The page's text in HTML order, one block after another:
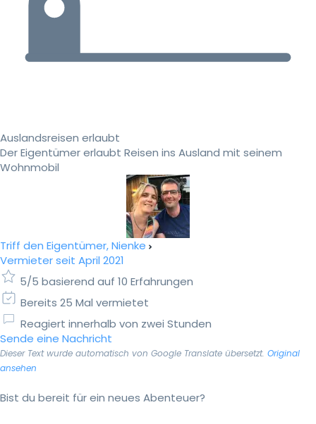
Auslandsreisen erlaubt
Der Eigentümer erlaubt Reisen ins Ausland mit seinem
Wohnmobil
Triff den Eigentümer, Nienke
Vermieter seit April 2021
5/5 basierend auf 10 Erfahrungen
Bereits 25 Mal vermietet
Reagiert innerhalb von zwei Stunden
Sende eine Nachricht
Dieser Text wurde automatisch von Google Translate übersetzt. Original
ansehen
Bist du bereit für ein neues Abenteuer?